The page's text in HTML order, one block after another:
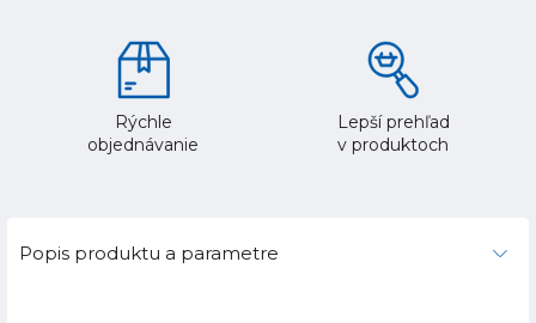
Rýchle
objednávanie
Lepší prehľad
v produktoch
Popis produktu a parametre